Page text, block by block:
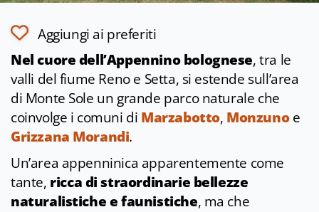
Aggiungi ai preferiti
Nel cuore dell’Appennino bolognese, tra le
valli del fiume Reno e Setta, si estende sull’area
di Monte Sole un grande parco naturale che
coinvolge i comuni di Marzabotto, Monzunoe
Grizzana Morandi.
Un’area appenninica apparentemente come
tante, ricca di straordinarie bellezze
naturalistiche e faunistiche, ma che